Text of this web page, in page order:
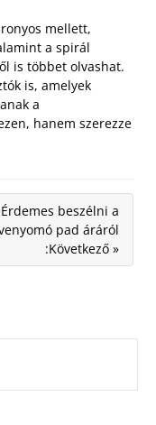
mellett,
a spirál
is többet olvashat.
is, amelyek
a
hanem szerezze
Érdemes beszélni a
pad áráról
:Következő »